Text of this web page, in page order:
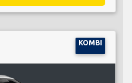
KOMBI